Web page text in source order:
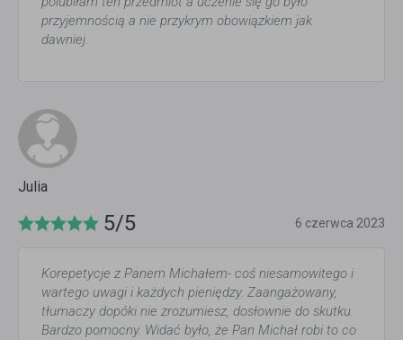
przyjemnością a nie przykrym obowiązkiem jak
dawniej.
Julia
5/5 6 czerwca 2023
Korepetycje z Panem Michałem- coś niesamowitego i
wartego uwagi i każdych pieniędzy. Zaangażowany,
tłumaczy dopóki nie zrozumiesz, dosłownie do skutku.
Bardzo pomocny. Widać było, że Pan Michał robi to co